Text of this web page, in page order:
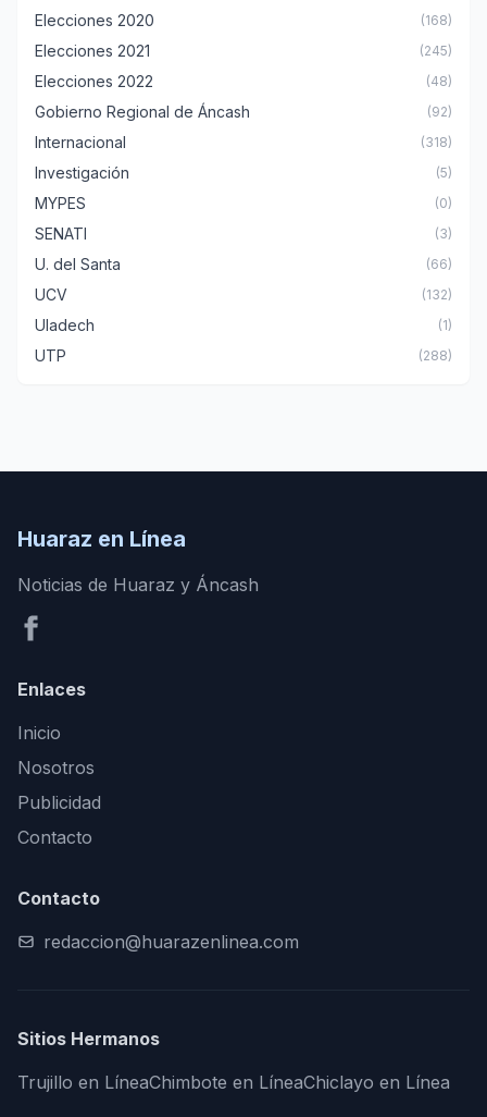
Elecciones 2020 (168)
Elecciones 2021 (245)
Elecciones 2022 (48)
Gobierno Regional de Áncash (92)
Internacional (318)
Investigación (5)
MYPES (0)
SENATI (3)
U. del Santa (66)
UCV (132)
Uladech (1)
UTP (288)
Huaraz en Línea
Noticias de Huaraz y Áncash
Enlaces
Inicio
Nosotros
Publicidad
Contacto
Contacto
redaccion@huarazenlinea.com
Sitios Hermanos
Trujillo en LíneaChimbote en LíneaChiclayo en Línea